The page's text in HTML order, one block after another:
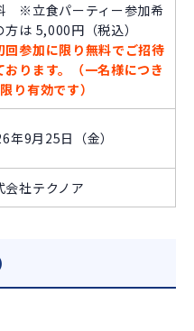
※立食パーティー参加希
方は 5,000円（税込）
参加に限り無料でご招待
おります。（一名様につき
り有効です）
年9月25日（金）
会社テクノア